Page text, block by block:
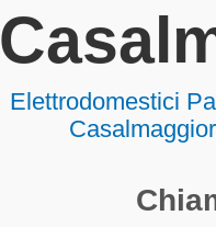
Elettrodomestici